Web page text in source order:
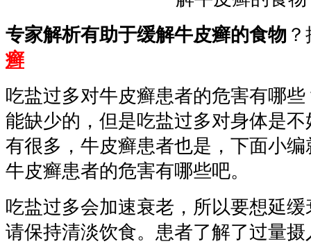
专家解析有助于缓解牛皮癣的食物
癣
吃盐过多对牛皮癣患者的危害有哪
能缺少的，但是吃盐过多对身体是
有很多，牛皮癣患者也是，下面小
牛皮癣患者的危害有哪些吧。
吃盐过多会加速衰老，所以要想延
请保持清淡饮食。患者了解了过量